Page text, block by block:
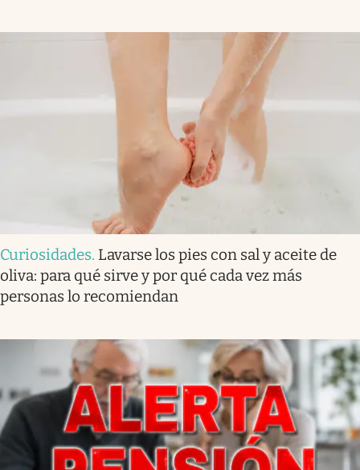
Curiosidades. Lavarse los pies con sal y aceite de
oliva: para qué sirve y por qué cada vez más
personas lo recomiendan